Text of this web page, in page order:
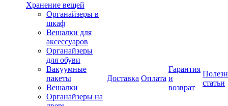
Хранение вещей
Органайзеры в
шкаф
Вешалки для
аксессуаров
Органайзеры
для обуви
Вакуумные
пакеты
Вешалки
Органайзеры на
Доставка Оплата
Гарантия
и
возврат
статьи